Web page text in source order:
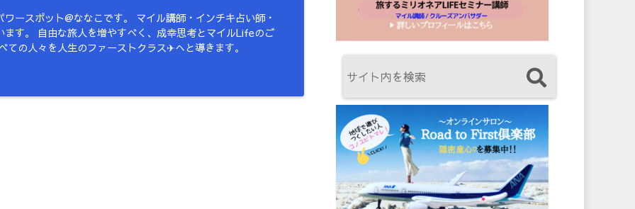
ースポット@ななこです。 マイル講師・インチキ占い師・
ます。 自由な旅人を増やすべく、成幸思考とマイルLifeのご
ての人々を人生のファーストクラス✈︎へと導きます。